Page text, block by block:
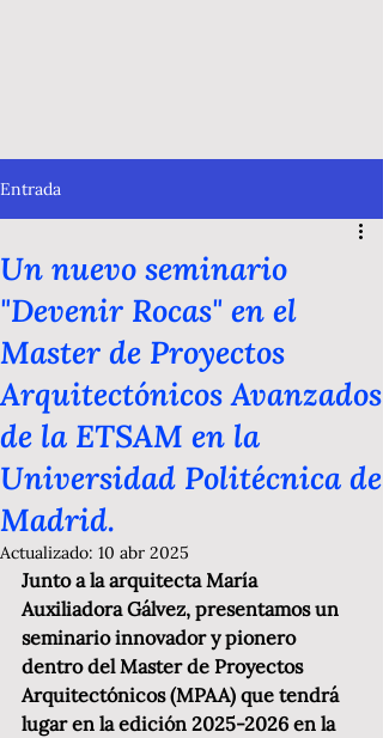
Entrada
Un nuevo seminario
"Devenir Rocas" en el
Master de Proyectos
Arquitectónicos Avanzados
de la ETSAM en la
Universidad Politécnica de
Madrid.
Actualizado: 10 abr 2025
Junto a la arquitecta María
Auxiliadora Gálvez, presentamos un
seminario innovador y pionero
dentro del Master de Proyectos
Arquitectónicos (MPAA) que tendrá
lugar en la edición 2025-2026 en la